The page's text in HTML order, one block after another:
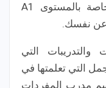
أن تتعلم الكلمات والمفردات الخاصة بالمستوى A1
عن نفسك.
التي
التي تعلمتها في
مدرب المفردات